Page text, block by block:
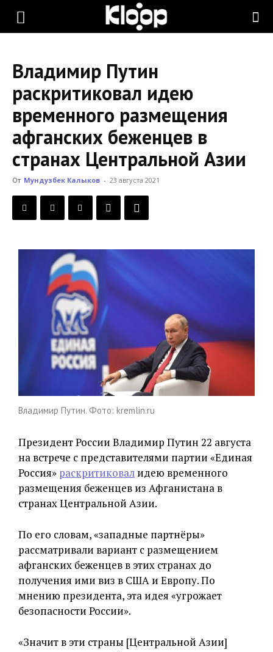
KLOOP.KG
Новости
Кыргызстана
Владимир Путин
раскритиковал идею
временного размещения
афганских беженцев в
странах Центральной Азии
От Мундузбек Калыков - 23 августа 2021
Владимир Путин. Фото: kremlin.ru
Президент России Владимир Путин 22 августа
на встрече с представителями партии «Единая
Россия» раскритиковал идею временного
размещения беженцев из Афганистана в
странах Центральной Азии.
По его словам, «западные партнёры»
рассматривали вариант с размещением
афганских беженцев в этих странах до
получения ими виз в США и Европу. По
мнению президента, эта идея «угрожает
безопасности России».
«Значит в эти страны [Центральной Азии]